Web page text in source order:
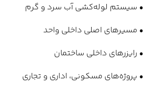
• سیستم لوله‌کشی آب سرد و گرم
• مسیرهای اصلی داخلی واحد
• رایزرهای داخلی ساختمان
• پروژه‌های مسکونی، اداری و تجاری